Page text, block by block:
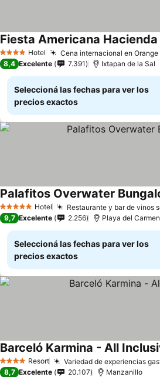
4 EstrellasHotel Cena internacional en
Fiesta Americana
8,4 Excelente 7.391 Ixtapan de la Sal
Seleccioná las fechas para ver los
precios exactos
5 Estrellas Hotel Restaurante y bar de vinos
Palafitos Overwater
9,7 Excelente 2.256 Playa del Carmen
Seleccioná las fechas para ver los
precios exactos
4 EstrellasResort Variedad de experiencias
Barceló Karmina - All
8,7 Excelente 20.107 Manzanillo